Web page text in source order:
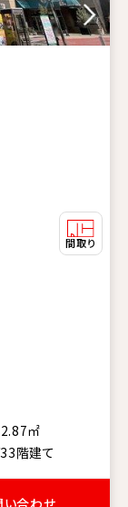
㎡
階建て